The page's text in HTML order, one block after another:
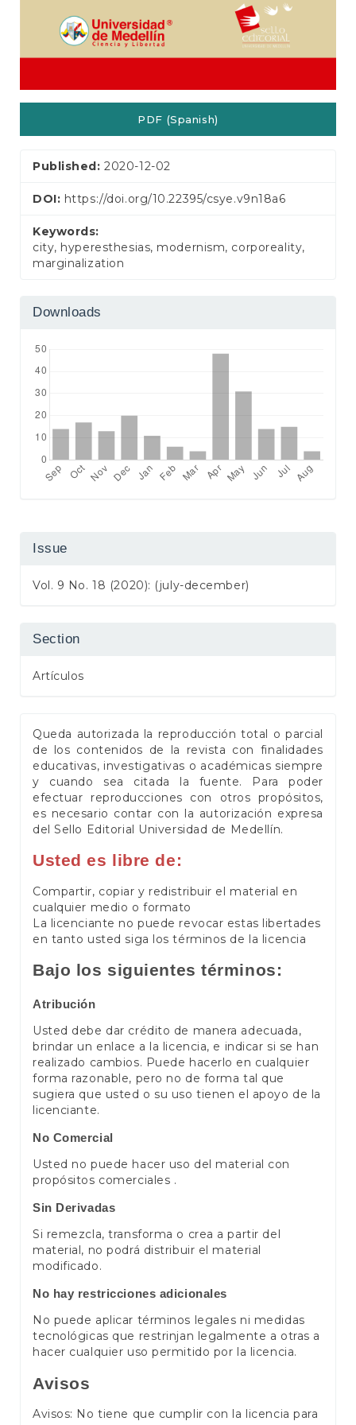
PDF (Spanish)
Published:2020-12-02
DOI: https://doi.org/10.22395/csye.v9n18a6
Keywords:
city, hyperesthesias, modernism, corporeality,
marginalization
Downloads
Issue
Vol. 9 No. 18 (2020): (july-december)
Section
Artículos
Queda autorizada la reproducción total o parcial
de los contenidos de la revista con finalidades
educativas, investigativas o académicas siempre
y cuando sea citada la fuente. Para poder
efectuar reproducciones con otros propósitos,
es necesario contar con la autorización expresa
del Sello Editorial Universidad de Medellín.
Usted es libre de:
Compartir, copiar y redistribuir el material en
cualquier medio o formato
La licenciante no puede revocar estas libertades
en tanto usted siga los términos de la licencia
Bajo los siguientes términos:
Atribución
Usted debe dar crédito de manera adecuada,
brindar un enlace a la licencia, e indicar si se han
realizado cambios. Puede hacerlo en cualquier
forma razonable, pero no de forma tal que
sugiera que usted o su uso tienen el apoyo de la
licenciante.
No Comercial
Usted no puede hacer uso del material con
propósitos comerciales .
Sin Derivadas
Si remezcla, transforma o crea a partir del
material, no podrá distribuir el material
modificado.
No hay restricciones adicionales
No puede aplicar términos legales ni medidas
tecnológicas que restrinjan legalmente a otras a
hacer cualquier uso permitido por la licencia.
Avisos
Avisos: No tiene que cumplir con la licencia para